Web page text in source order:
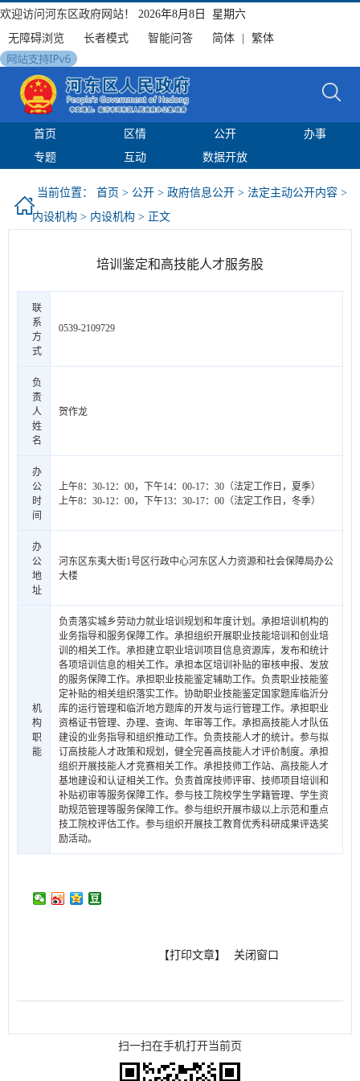
欢迎访问河东区政府网站！
2026年8月8日 星期六
无障碍浏览
长者模式 智能问答 简体 繁体
首页 区情 公开
办事
专题
互动 数据开放
当前位置： 首页 > 公开 > 政府信息公开 > 法定主动公开内容 >
内设机构 > 内设机构 > 正文
培训鉴定和高技能人才服务股
联
系
方
式
0539-2109729
负
责
人
姓
名
贺作龙
办
公
时
间
上午8：30-12：00，下午14：00-17：30（法定工作日，夏季）
上午8：30-12：00，下午13：30-17：00（法定工作日，冬季）
办
公
地
址
河东区东夷大街1号区行政中心河东区人力资源和社会保障局办公
大楼
机
构
职
能
负责落实城乡劳动力就业培训规划和年度计划。承担培训机构的
业务指导和服务保障工作。承担组织开展职业技能培训和创业培
训的相关工作。承担建立职业培训项目信息资源库，发布和统计
各项培训信息的相关工作。承担本区培训补贴的审核申报、发放
的服务保障工作。承担职业技能鉴定辅助工作。负责职业技能鉴
定补贴的相关组织落实工作。协助职业技能鉴定国家题库临沂分
库的运行管理和临沂地方题库的开发与运行管理工作。承担职业
资格证书管理、办理、查询、年审等工作。承担高技能人才队伍
建设的业务指导和组织推动工作。负责技能人才的统计。参与拟
订高技能人才政策和规划，健全完善高技能人才评价制度。承担
组织开展技能人才竞赛相关工作。承担技师工作站、高技能人才
基地建设和认证相关工作。负责首席技师评审、技师项目培训和
补贴初审等服务保障工作。参与技工院校学生学籍管理、学生资
助规范管理等服务保障工作。参与组织开展市级以上示范和重点
技工院校评估工作。参与组织开展技工教育优秀科研成果评选奖
励活动。
【打印文章】 关闭窗口
扫一扫在手机打开当前页